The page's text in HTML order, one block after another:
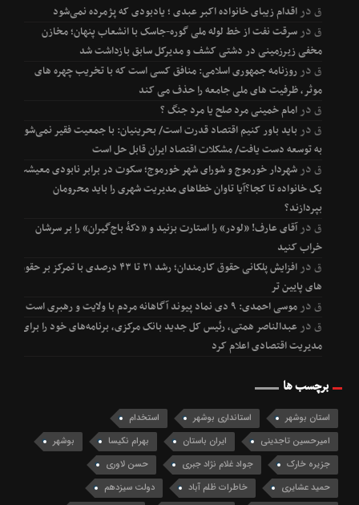
قدراقدام زیبای خانواده اکبر عبدی ؛ یادبودی که پژمرده نمی‌شود
قدرسرقت نفت از خط لوله ملی گوره-جاسک با انشعاب پنهان؛ مخازن
مخفی زیرزمینی در دشتی کشف و مدیرکل سابق بازداشت شد
قدرروزنامه جمهوری اسلامی: منافق کسی است که با تخریب چهره های
موثر، ظرفیت های ملی جامعه را حذف می کند
قدرامام خمینی مرد صلح یا مرد جنگ ؟
قدرباید باور کنیم اقتصاد قدرت است/ بحرینیان: با جمعیت فقیر نمی‌شود
به توسعه دست یافت/ مشکلات اقتصاد ایران قابل حل است
قدرشهردار خورموج و شورای شهر خورموج؛ سکوت در برابر نابودی معیشت
یک خانواده تا کجا؟آیا تاوان خطاهای مدیریت شهری را باید محرومان
بپردازند؟
قدرآقای عارف! «لودر» را استارت بزنید و «دکۀ باج‌گیران» را بر سرشان
خراب کنید
قدر
افزایش پلکانی حقوق کارمندان؛ رشد ۲۱ تا ۴۳ درصدی با تمرکز بر حقوق
های پایین تر
قدرموسی احمدی: ۹ دی نماد پیوند آگاهانه مردم با ولایت و رهبری است
قدر عبدالناصر همتی، رئیس کل جدید بانک مرکزی، برنامه‌های خود را برای
مدیریت اقتصادی اعلام کرد
برچسب ها
استان بوشهر استانداری بوشهر
استخدام
امیرحسین تاجدینی
ایران باستان بهرام نکیسا
بوشهر
جزیره خارک
جواد غلام نژاد جبری
حسن لاوری
حمید عشایری
خاطرات ظلم آباد
دولت سیزدهم